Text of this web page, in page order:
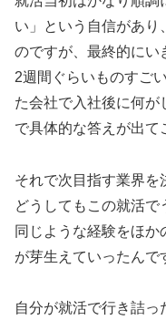
い」という自信があり
のですが、最終的にい
2週間ぐらいものすご
た会社で入社後に何が
で具体的な答えが出て
それで次目指す業界を
どうしてもこの就活で
同じような経験をほか
が芽生えていったんで
自分が就活で行き詰